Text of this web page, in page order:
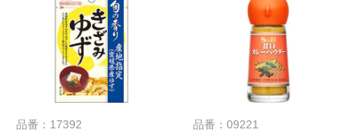
品番：17392 品番：09221